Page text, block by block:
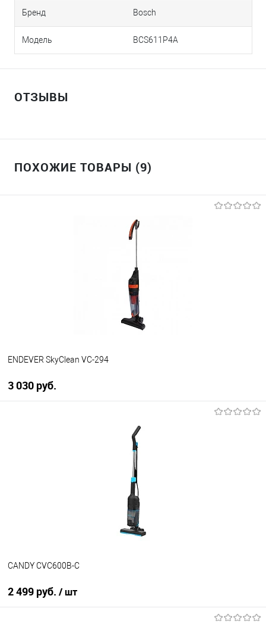
Бренд Bosch
Модель BCS611P4A
ОТЗЫВЫ
ПОХОЖИЕ ТОВАРЫ (9)
ENDEVER SkyClean VC-294
3 030 руб.
CANDY CVC600B-C
2 499 руб. / шт